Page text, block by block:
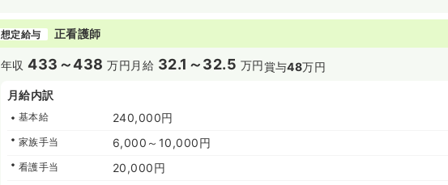
想定給与 正看護師
年収433～438 万円 月給 32.1～32.5 万円賞与48万円
月給内訳
基本給 240,000円
家族手当 6,000～10,000円
看護手当 20,000円